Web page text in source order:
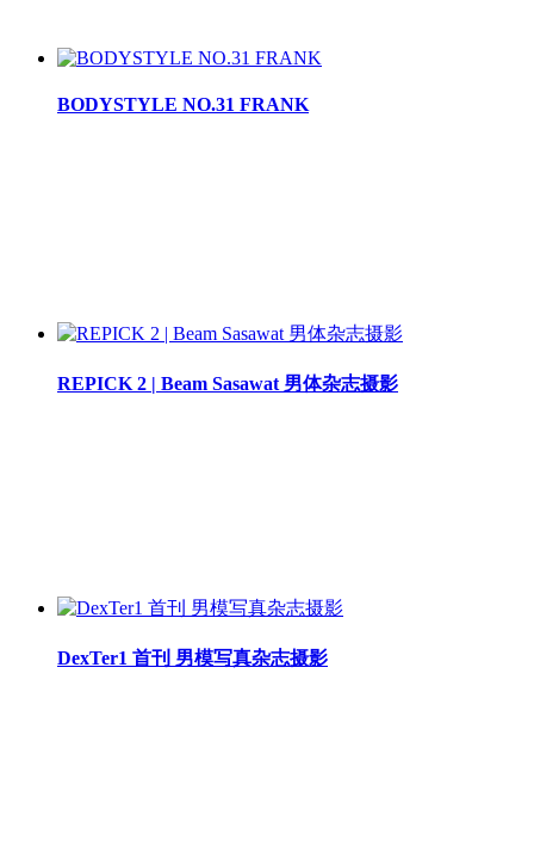
BODYSTYLE NO.31 FRANK
REPICK 2 | Beam Sasawat 男体杂志摄影
DexTer1 首刊 男模写真杂志摄影